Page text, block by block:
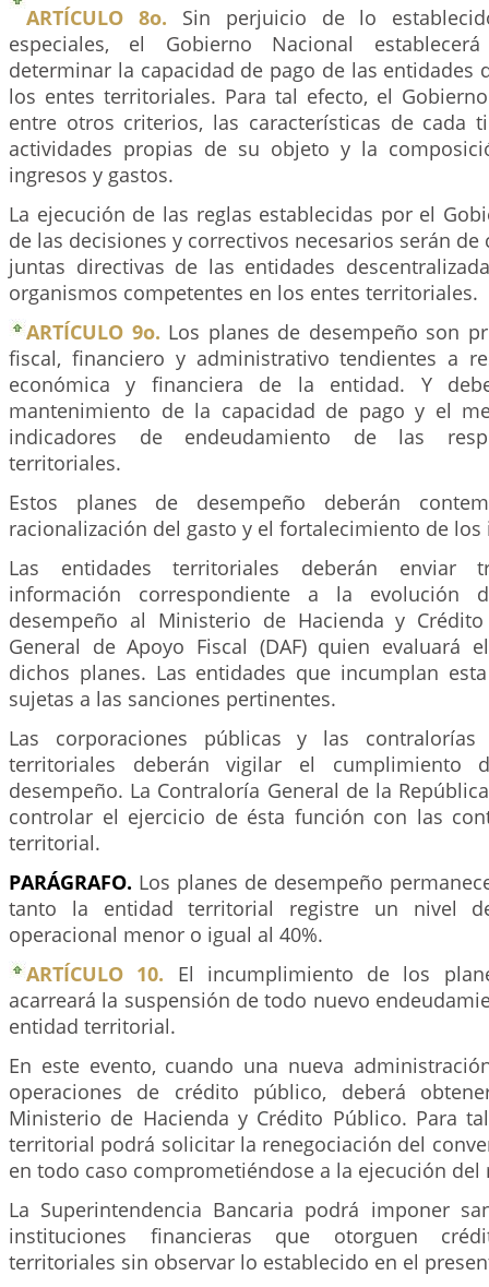
ARTÍCULO 8o. Sin perjuicio de lo
especiales, el Gobierno Nacional
determinar la capacidad de pago de las entidades
los entes territoriales. Para tal efecto, el
entre otros criterios, las características de cada
actividades propias de su objeto y la
ingresos y gastos.
La ejecución de las reglas establecidas por el
de las decisiones y correctivos necesarios serán
juntas directivas de las entidades
organismos competentes en los entes territoriales.
ARTÍCULO 9o. Los planes de desempeño son
fiscal, financiero y administrativo tendientes a
económica y financiera de la entidad. Y
mantenimiento de la capacidad de pago y el
indicadores de endeudamiento de las
territoriales.
Estos planes de desempeño deberán
racionalización del gasto y el fortalecimiento de
Las entidades territoriales deberán enviar
información correspondiente a la evolución
desempeño al Ministerio de Hacienda y
General de Apoyo Fiscal (DAF) quien evaluará
dichos planes. Las entidades que incumplan
sujetas a las sanciones pertinentes.
Las corporaciones públicas y las
territoriales deberán vigilar el cumplimiento
desempeño. La Contraloría General de la
controlar el ejercicio de ésta función con las
territorial.
PARÁGRAFO. Los planes de desempeño
tanto la entidad territorial registre un nivel
operacional menor o igual al 40%.
ARTÍCULO 10. El incumplimiento de los
acarreará la suspensión de todo nuevo
entidad territorial.
En este evento, cuando una nueva
operaciones de crédito público, deberá
Ministerio de Hacienda y Crédito Público. Para
territorial podrá solicitar la renegociación del
en todo caso comprometiéndose a la ejecución del
La Superintendencia Bancaria podrá imponer
instituciones financieras que otorguen
territoriales sin observar lo establecido en el